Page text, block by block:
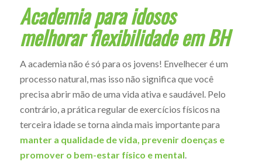
Academia para idosos
melhorar flexibilidade em BH
A academia não é só para os jovens! Envelhecer é um
processo natural, mas isso não significa que você
precisa abrir mão de uma vida ativa e saudável. Pelo
contrário, a prática regular de exercícios físicos na
terceira idade se torna ainda mais importante para
manter a qualidade de vida, prevenir doenças e
promover o bem-estar físico e mental.